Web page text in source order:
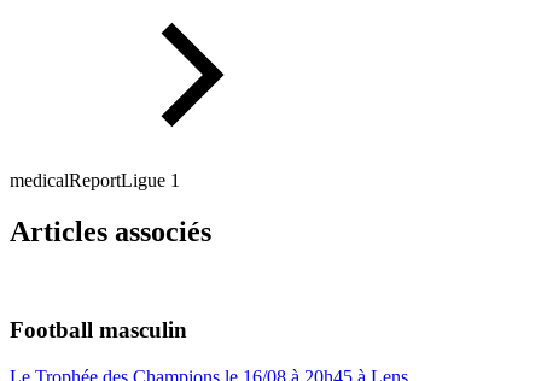
medicalReportLigue 1
Articles associés
Football masculin
Le Trophée des Champions le 16/08 à 20h45 à Lens